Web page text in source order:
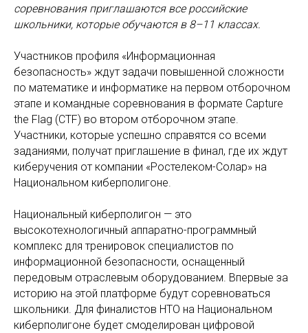
соревнования приглашаются все российские
школьники, которые обучаются в 8–11 классах.
Участников профиля «Информационная
безопасность» ждут задачи повышенной сложности
по математике и информатике на первом отборочном
этапе и командные соревнования в формате Capture
the Flag (CTF) во втором отборочном этапе.
Участники, которые успешно справятся со всеми
заданиями, получат приглашение в финал, где их ждут
киберучения от компании «Ростелеком-Солар» на
Национальном киберполигоне.
Национальный киберполигон — это
высокотехнологичный аппаратно-программный
комплекс для тренировок специалистов по
информационной безопасности, оснащенный
передовым отраслевым оборудованием. Впервые за
историю на этой платформе будут соревноваться
школьники. Для финалистов НТО на Национальном
киберполигоне будет смоделирован цифровой